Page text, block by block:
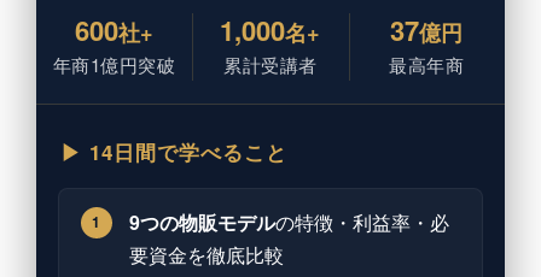
600社+
年商1億円突破
1,000名+
累計受講者
37億円
最高年商
▶ 14日間で学べること
1 9つの物販モデルの特徴・利益率・必
要資金を徹底比較